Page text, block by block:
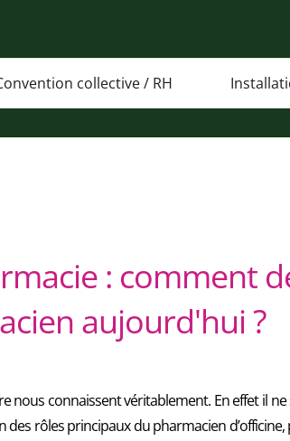
collective / RH
: comment
aujourd'hui ?
nous connaissent véritablement. En effet il
rôles principaux du pharmacien d’officine,